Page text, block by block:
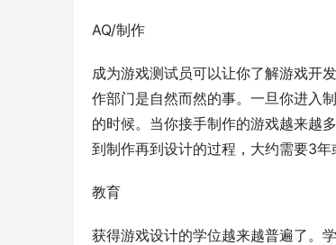
AQ/制作
成为游戏测试员可以让你了解游戏开
作部门是自然而然的事。一旦你进入
的时候。当你接手制作的游戏越来越
到制作再到设计的过程，大约需要3年
教育
获得游戏设计的学位越来越普遍了。